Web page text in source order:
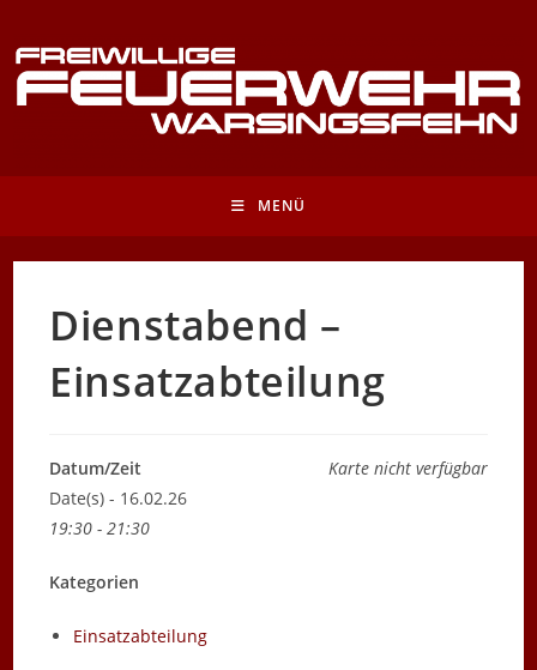
Inhalt
springen
MENÜ
Dienstabend –
Einsatzabteilung
Karte nicht verfügbar
Datum/Zeit
Date(s) - 16.02.26
19:30 - 21:30
Kategorien
Einsatzabteilung